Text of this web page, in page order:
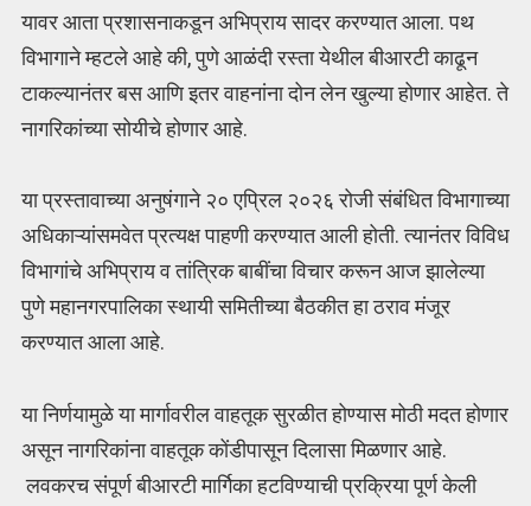
यावर आता प्रशासनाकडून अभिप्राय सादर करण्यात आला. पथ
विभागाने म्हटले आहे की, पुणे आळंदी रस्ता येथील बीआरटी काढून
टाकल्यानंतर बस आणि इतर वाहनांना दोन लेन खुल्या होणार आहेत. ते
नागरिकांच्या सोयीचे होणार आहे.
या प्रस्तावाच्या अनुषंगाने २० एप्रिल २०२६ रोजी संबंधित विभागाच्या
अधिकाऱ्यांसमवेत प्रत्यक्ष पाहणी करण्यात आली होती. त्यानंतर विविध
विभागांचे अभिप्राय व तांत्रिक बाबींचा विचार करून आज झालेल्या
पुणे महानगरपालिका स्थायी समितीच्या बैठकीत हा ठराव मंजूर
करण्यात आला आहे.
या निर्णयामुळे या मार्गावरील वाहतूक सुरळीत होण्यास मोठी मदत होणार
असून नागरिकांना वाहतूक कोंडीपासून दिलासा मिळणार आहे.
लवकरच संपूर्ण बीआरटी मार्गिका हटविण्याची प्रक्रिया पूर्ण केली